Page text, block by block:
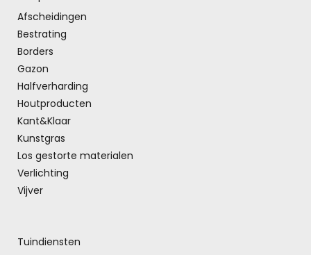
Afscheidingen
Bestrating
Borders
Gazon
Halfverharding
Houtproducten
Kant&Klaar
Kunstgras
Los gestorte materialen
Verlichting
Vijver
Tuindiensten